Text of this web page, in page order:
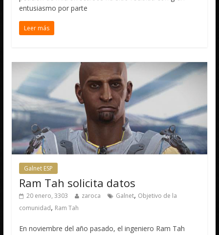
entusiasmo por parte
Leer más
Galnet ESP
Ram Tah solicita datos
20 enero, 3303 zaroca Galnet, Objetivo de la
comunidad, Ram Tah
En noviembre del año pasado, el ingeniero Ram Tah